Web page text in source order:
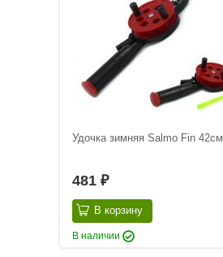
Удочка зимняя Salmo Fin 42см
481 ₽
В корзину
В наличии